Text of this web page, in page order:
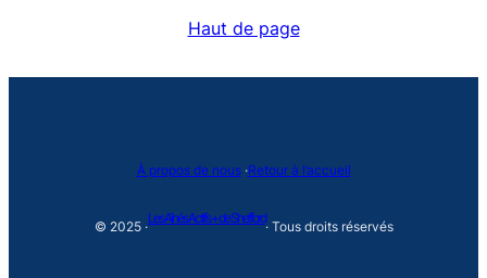
Haut de page
À propos de nous·Retour à l’accueil
© 2025 ·
Les Aînés Actifs + de Shefford
· Tous droits réservés